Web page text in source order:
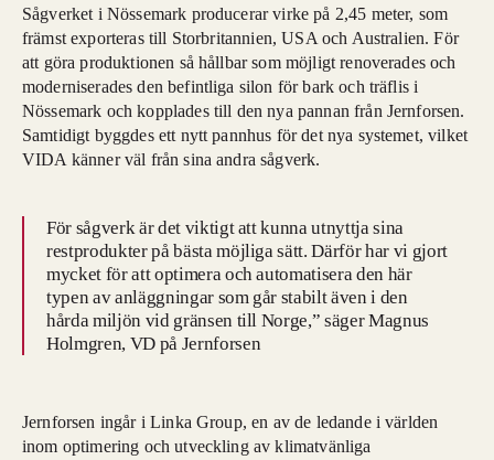
Sågverket i Nössemark producerar virke på 2,45 meter, som
främst exporteras till Storbritannien, USA och Australien. För
att göra produktionen så hållbar som möjligt renoverades och
moderniserades den befintliga silon för bark och träflis i
Nössemark och kopplades till den nya pannan från Jernforsen.
Samtidigt byggdes ett nytt pannhus för det nya systemet, vilket
VIDA känner väl från sina andra sågverk.
För sågverk är det viktigt att kunna utnyttja sina
restprodukter på bästa möjliga sätt. Därför har vi gjort
mycket för att optimera och automatisera den här
typen av anläggningar som går stabilt även i den
hårda miljön vid gränsen till Norge,” säger Magnus
Holmgren, VD på Jernforsen
Jernforsen ingår i Linka Group, en av de ledande i världen
inom optimering och utveckling av klimatvänliga